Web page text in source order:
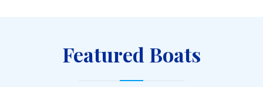
Featured Boats